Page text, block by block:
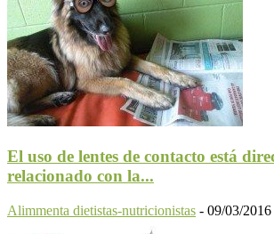
El uso de lentes de contacto está
relacionado con la...
Alimmenta dietistas-nutricionistas - 09/03/2016